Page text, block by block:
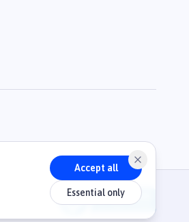
Accept all
Essential only